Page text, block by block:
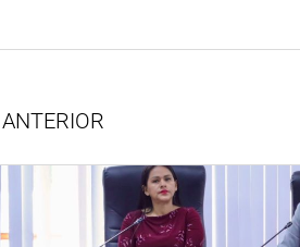
ANTERIOR